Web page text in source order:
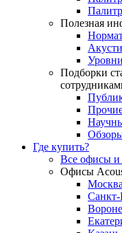
Полезная
Подборки
Где купить?
Все офисы и
Офисы
Москва
Санкт-